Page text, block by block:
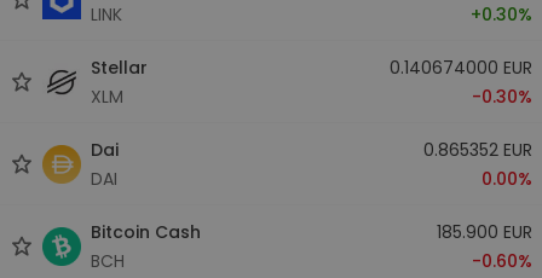
LINK
+0.30%
Stellar
XLM
0.140674000 EUR
-0.30%
Dai
DAI
0.865352 EUR
0.00%
Bitcoin Cash
BCH
185.900 EUR
-0.60%